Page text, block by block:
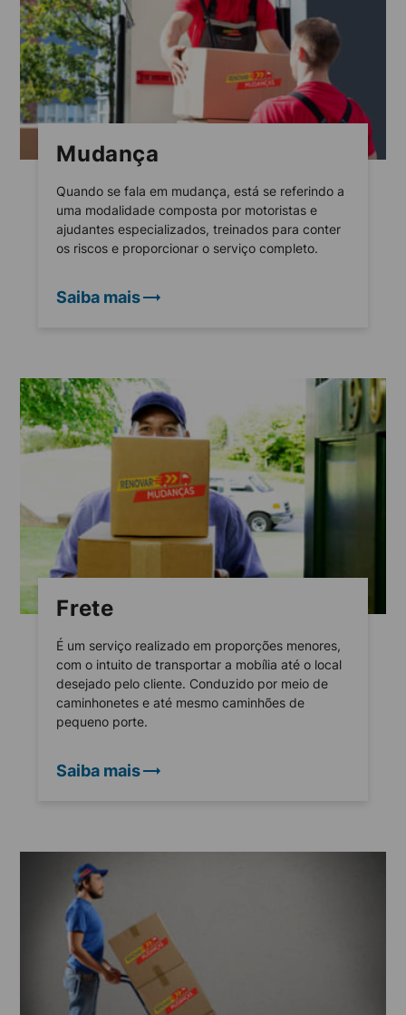
Mudança
Quando se fala em mudança, está se referindo a
uma modalidade composta por motoristas e
ajudantes especializados, treinados para conter
os riscos e proporcionar o serviço completo.
Saiba mais
Frete
É um serviço realizado em proporções menores,
com o intuito de transportar a mobília até o local
desejado pelo cliente. Conduzido por meio de
caminhonetes e até mesmo caminhões de
pequeno porte.
Saiba mais